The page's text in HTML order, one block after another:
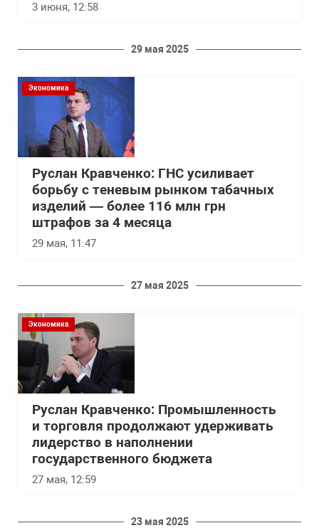
3 июня, 12:58
29 мая 2025
Экономика
Руслан Кравченко: ГНС усиливает
борьбу с теневым рынком табачных
изделий — более 116 млн грн
штрафов за 4 месяца
29 мая, 11:47
27 мая 2025
Экономика
Руслан Кравченко: Промышленность
и торговля продолжают удерживать
лидерство в наполнении
государственного бюджета
27 мая, 12:59
23 мая 2025